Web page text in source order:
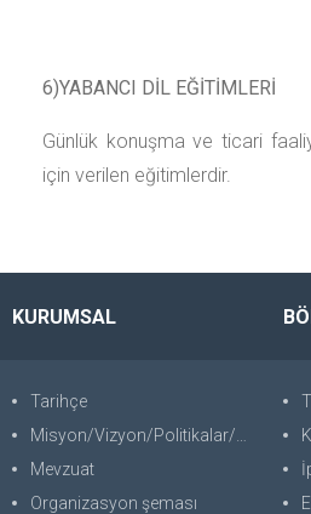
6)YABANCI DİL EĞİTİMLERİ
Günlük konuşma ve ticari
için verilen eğitimlerdir.
KURUMSAL
Tarihçe
Misyon/Vizyon/Politikalar/SWOT
Mevzuat
Organizasyon şeması